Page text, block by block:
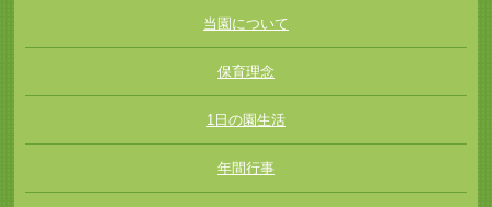
当園について
保育理念
1日の園生活
年間行事